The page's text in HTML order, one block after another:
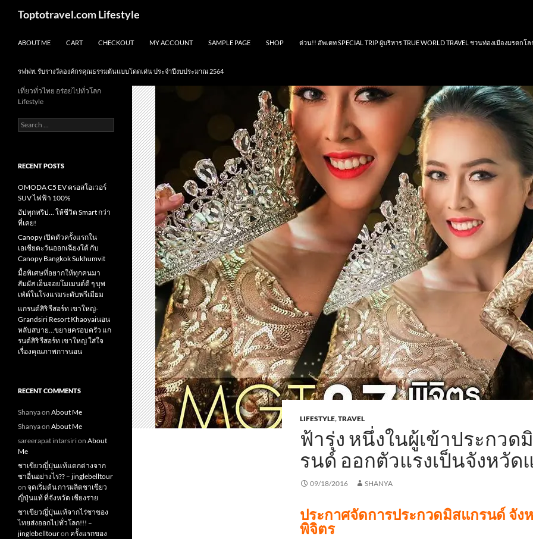
Toptotravel.com Lifestyle
ABOUT ME CART CHECKOUT MY ACCOUNT SAMPLE PAGE SHOP ด่วน!! อัพเดท SPECIAL TRIP ผู้บริหาร TRUE WORLD TRAVEL ชวนท่องเมืองมรดกโล
รฟฟท. รับรางวัลองค์กรคุณธรรมต้นแบบโดดเด่น ประจำปีงบประมาณ 2564
LIFESTYLE,TRAVEL
ฟ้ารุ่ง หนึ่งในผู้เข้าประกวด
รนด์ ออกตัวแรงเป็นจังหวัด
09/18/2016 SHANYA
ประกาศจัดการประกวดมิสแกรนด์ จัง
พิจิตร
เที่ยวทั่วไทย อร่อยไปทั่วโลก
Lifestyle
Search
for:
RECENT POSTS
OMODA C5 EV ครอสโอเวอร์
SUV ไฟฟ้า 100%
อัปทุกทริป… ให้ชีวิต Smart กว่า
ที่เคย!
Canopy เปิดตัวครั้งแรกใน
เอเชียตะวันออกเฉียงใต้ กับ
Canopy Bangkok Sukhumvit
มื้อพิเศษที่อยากให้ทุกคนมา
สัมผัส เอ็นจอยโมเมนต์ดี ๆ บุพ
เฟ่ต์ในโรงแรมระดับพรีเมียม
แกรนด์สิริ​ รีสอร์ท​ เขาใหญ่​-
Grandsiri​ Resort​ Khaoyaiนอน
หลับสบาย…ขยายครอบครัว แก
รนด์สิริ รีสอร์ท เขาใหญ่ ใส่ใจ
เรื่องคุณภาพการนอน
RECENT COMMENTS
Shanyaon About Me
Shanyaon About Me
sareerapat intarsirion About
Me
ชาเขียวญี่ปุ่นแท้แตกต่างจาก
ชาอื่นอย่างไร?? – jinglebelltour
on จุดเริ่มต้น การผลิตชาเขียว
ญี่ปุ่นแท้ ที่จังหวัด เชียงราย
ชาเขียวญี่ปุ่นแท้จากไร่ชาของ
ไทยส่งออกไปทั่วโลก!!! –
jinglebelltouron ครั้งแรกของ